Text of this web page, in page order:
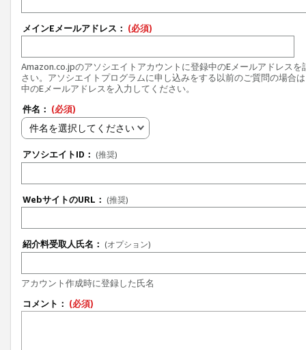
メインEメールアドレス： (必須)
Amazon.co.jpのアソシエイトアカウントに登録中のEメールアドレスを
さい。アソシエイトプログラムに申し込みをする以前のご質問の場合
中のEメールアドレスを入力してください。
件名： (必須)
件名を選択してください
アソシエイトID： (推奨)
WebサイトのURL： (推奨)
紹介料受取人氏名： (オプション)
アカウント作成時に登録した氏名
コメント： (必須)